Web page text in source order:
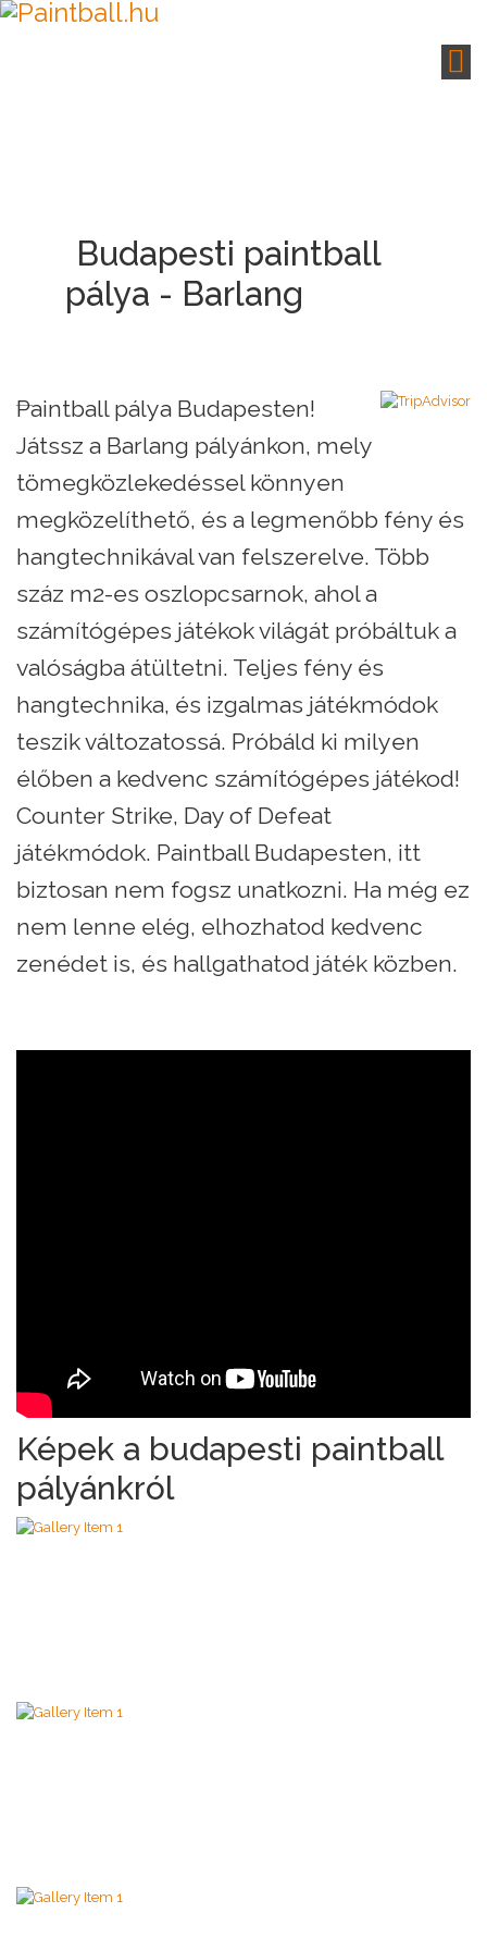
Budapesti paintball
pálya - Barlang
Paintball pálya Budapesten!
Játssz a Barlang pályánkon, mely
tömegközlekedéssel könnyen
megközelíthető, és a legmenőbb fény és
hangtechnikával van felszerelve. Több
száz m2-es oszlopcsarnok, ahol a
számítógépes játékok világát próbáltuk a
valóságba átültetni. Teljes fény és
hangtechnika, és izgalmas játékmódok
teszik változatossá. Próbáld ki milyen
élőben a kedvenc számítógépes játékod!
Counter Strike, Day of Defeat
játékmódok. Paintball Budapesten, itt
biztosan nem fogsz unatkozni. Ha még ez
nem lenne elég, elhozhatod kedvenc
zenédet is, és hallgathatod játék közben.
Képek a budapesti paintball
pályánkról